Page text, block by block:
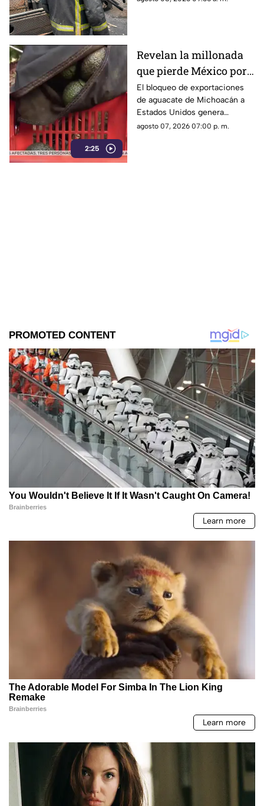
Cuernavaca
2:25
Revelan la millonada
que pierde México por
el bloqueo de Estados
Unidos al aguacate de
Michoacán
El bloqueo de exportaciones
de aguacate de Michoacán a
Estados Unidos genera
pérdidas millonarias.
agosto 07, 2026 07:00 p. m.